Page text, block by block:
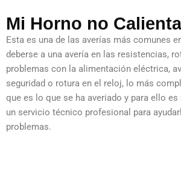
Mi Horno no Calienta
Esta es una de las averías más comunes
deberse a una avería en las resistencias,
problemas con la alimentación eléctrica,
seguridad o rotura en el reloj, lo más
que es lo que se ha averiado y para ello
un servicio técnico profesional para
problemas.